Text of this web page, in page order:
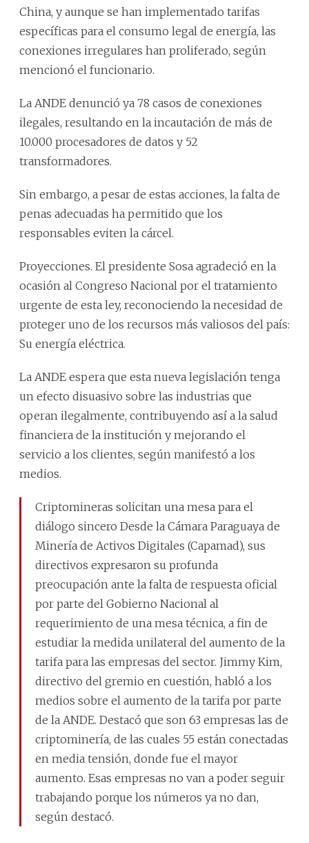
China, y aunque se han implementado tarifas
específicas para el consumo legal de energía, las
conexiones irregulares han proliferado, según
mencionó el funcionario.
La ANDE denunció ya 78 casos de conexiones
ilegales, resultando en la incautación de más de
10.000 procesadores de datos y 52
transformadores.
Sin embargo, a pesar de estas acciones, la falta de
penas adecuadas ha permitido que los
responsables eviten la cárcel.
Proyecciones. El presidente Sosa agradeció en la
ocasión al Congreso Nacional por el tratamiento
urgente de esta ley, reconociendo la necesidad de
proteger uno de los recursos más valiosos del país:
Su energía eléctrica.
La ANDE espera que esta nueva legislación tenga
un efecto disuasivo sobre las industrias que
operan ilegalmente, contribuyendo así a la salud
financiera de la institución y mejorando el
servicio a los clientes, según manifestó a los
medios.
Criptomineras solicitan una mesa para el
diálogo sincero Desde la Cámara Paraguaya de
Minería de Activos Digitales (Capamad), sus
directivos expresaron su profunda
preocupación ante la falta de respuesta oficial
por parte del Gobierno Nacional al
requerimiento de una mesa técnica, a fin de
estudiar la medida unilateral del aumento de la
tarifa para las empresas del sector. Jimmy Kim,
directivo del gremio en cuestión, habló a los
medios sobre el aumento de la tarifa por parte
de la ANDE. Destacó que son 63 empresas las de
criptominería, de las cuales 55 están conectadas
en media tensión, donde fue el mayor
aumento. Esas empresas no van a poder seguir
trabajando porque los números ya no dan,
según destacó.